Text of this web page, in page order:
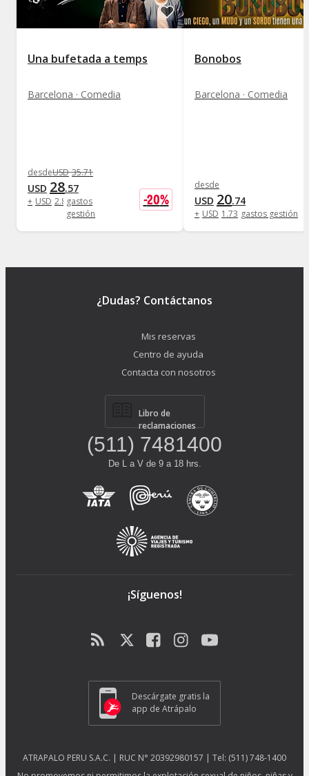
Una bufetada a temps
Barcelona · Comedia
desdeUSD 35.71
USD 28.57
+ USD 2.88gastos
gestión
-20%
Bonobos
Barcelona · Comedia
desde
USD 20.74
+ USD 1 .73 gastos gestión
¿Dudas? Contáctanos
Mis reservas
Centro de ayuda
Contacta con nosotros
Libro de
reclamaciones
(511) 7481400
De L a V de 9 a 18 hrs.
¡Síguenos!
Descárgate gratis la
app de Atrápalo
ATRAPALO PERU S.A.C. | RUC N° 20392980157 | Tel: (511) 748-1400